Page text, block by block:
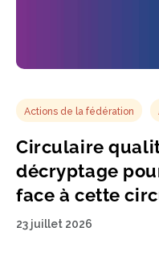
Actions de la fédération
Circulaire
décryptage
face à cette
23 juillet 2026